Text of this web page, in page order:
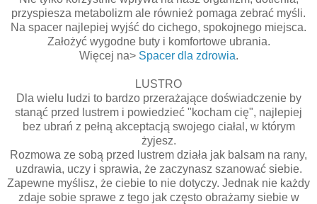
przyspiesza metabolizm ale również pomaga zebrać myśli.
Na spacer najlepiej wyjść do cichego, spokojnego miejsca.
Założyć wygodne buty i komfortowe ubrania.
Więcej na> Spacer dla zdrowia.
LUSTRO
Dla wielu ludzi to bardzo przerażające doświadczenie by
stanąć przed lustrem i powiedzieć "kocham cię", najlepiej
bez ubrań z pełną akceptacją swojego ciałal, w którym
żyjesz.
Rozmowa ze sobą przed lustrem działa jak balsam na rany,
uzdrawia, uczy i sprawia, że zaczynasz szanować siebie.
Zapewne myślisz, że ciebie to nie dotyczy. Jednak nie każdy
zdaje sobie sprawe z tego jak często obrażamy siebie w